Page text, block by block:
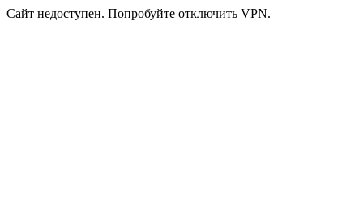
Сайт недоступен. Попробуйте отключить VPN.